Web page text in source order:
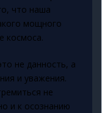
что наша
мощного
космоса.
не данность, а
и уважения.
не
и к осознанию